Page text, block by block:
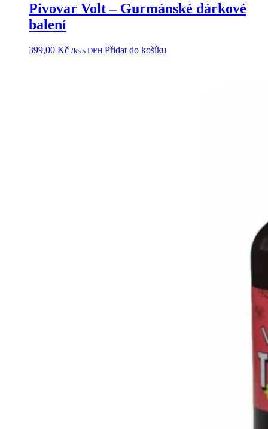
Pivovar Volt – Gurmánské dárkové
balení
399,00 Kč /ks s DPH Přidat do košíku